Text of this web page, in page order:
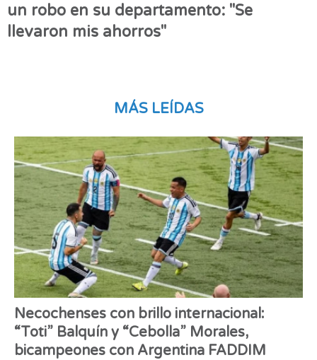
un robo en su departamento: "Se
llevaron mis ahorros"
MÁS LEÍDAS
Necochenses con brillo internacional:
“Toti” Balquín y “Cebolla” Morales,
bicampeones con Argentina FADDIM